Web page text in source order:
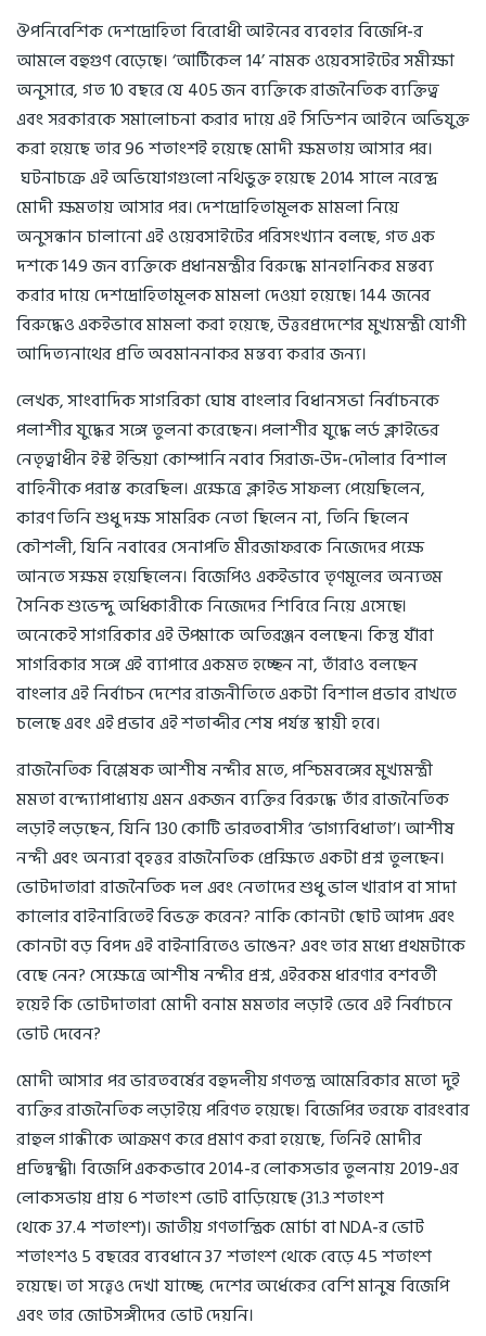
ঔপনিবেশিক দেশদ্রোহিতা বিরোধী আইনের ব্যবহার বিজেপি-র
আমলে বহুগুণ বেড়েছে। ‘আর্টিকেল 14’ নামক ওয়েবসাইটের সমীক্ষা
অনুসারে, গত 10 বছরে যে 405 জন ব্যক্তিকে রাজনৈতিক ব্যক্তিত্ব
এবং সরকারকে সমালোচনা করার দায়ে এই সিডিশন আইনে অভিযুক্ত
করা হয়েছে তার 96 শতাংশই হয়েছে মোদী ক্ষমতায় আসার পর।
ঘটনাচক্রে এই অভিযোগগুলো নথিভুক্ত হয়েছে 2014 সালে নরেন্দ্র
মোদী ক্ষমতায় আসার পর। দেশদ্রোহিতামূলক মামলা নিয়ে
অনুসন্ধান চালানো এই ওয়েবসাইটের পরিসংখ্যান বলছে, গত এক
দশকে 149 জন ব্যক্তিকে প্রধানমন্ত্রীর বিরুদ্ধে মানহানিকর মন্তব্য
করার দায়ে দেশদ্রোহিতামূলক মামলা দেওয়া হয়েছে। 144 জনের
বিরুদ্ধেও একইভাবে মামলা করা হয়েছে, উত্তরপ্রদেশের মুখ্যমন্ত্রী যোগী
আদিত্যনাথের প্রতি অবমাননাকর মন্তব্য করার জন্য।
লেখক, সাংবাদিক সাগরিকা ঘোষ বাংলার বিধানসভা নির্বাচনকে
পলাশীর যুদ্ধের সঙ্গে তুলনা করেছেন। পলাশীর যুদ্ধে লর্ড ক্লাইভের
নেতৃত্বাধীন ইস্ট ইন্ডিয়া কোম্পানি নবাব সিরাজ-উদ-দৌলার বিশাল
বাহিনীকে পরাস্ত করেছিল। এক্ষেত্রে ক্লাইভ সাফল্য পেয়েছিলেন,
কারণ তিনি শুধু দক্ষ সামরিক নেতা ছিলেন না, তিনি ছিলেন
কৌশলী, যিনি নবাবের সেনাপতি মীরজাফরকে নিজেদের পক্ষে
আনতে সক্ষম হয়েছিলেন। বিজেপিও একইভাবে তৃণমূলের অন্যতম
সৈনিক শুভেন্দু অধিকারীকে নিজেদের শিবিরে নিয়ে এসেছে।
অনেকেই সাগরিকার এই উপমাকে অতিরঞ্জন বলছেন। কিন্তু যাঁরা
সাগরিকার সঙ্গে এই ব্যাপারে একমত হচ্ছেন না, তাঁরাও বলছেন
বাংলার এই নির্বাচন দেশের রাজনীতিতে একটা বিশাল প্রভাব রাখতে
চলেছে এবং এই প্রভাব এই শতাব্দীর শেষ পর্যন্ত স্থায়ী হবে।
রাজনৈতিক বিশ্লেষক আশীষ নন্দীর মতে, পশ্চিমবঙ্গের মুখ্যমন্ত্রী
মমতা বন্দ্যোপাধ্যায় এমন একজন ব্যক্তির বিরুদ্ধে তাঁর রাজনৈতিক
লড়াই লড়ছেন, যিনি 130 কোটি ভারতবাসীর ‘ভাগ্যবিধাতা’। আশীষ
নন্দী এবং অন্যরা বৃহত্তর রাজনৈতিক প্রেক্ষিতে একটা প্রশ্ন তুলছেন।
ভোটদাতারা রাজনৈতিক দল এবং নেতাদের শুধু ভাল খারাপ বা সাদা
কালোর বাইনারিতেই বিভক্ত করেন? নাকি কোনটা ছোট আপদ এবং
কোনটা বড় বিপদ এই বাইনারিতেও ভাঙেন? এবং তার মধ্যে প্রথমটাকে
বেছে নেন? সেক্ষেত্রে আশীষ নন্দীর প্রশ্ন, এইরকম ধারণার বশবর্তী
হয়েই কি ভোটদাতারা মোদী বনাম মমতার লড়াই ভেবে এই নির্বাচনে
ভোট দেবেন?
মোদী আসার পর ভারতবর্ষের বহুদলীয় গণতন্ত্র আমেরিকার মতো দুই
ব্যক্তির রাজনৈতিক লড়াইয়ে পরিণত হয়েছে। বিজেপির তরফে বারংবার
রাহুল গান্ধীকে আক্রমণ করে প্রমাণ করা হয়েছে, তিনিই মোদীর
প্রতিদ্বন্দ্বী। বিজেপি এককভাবে 2014-র লোকসভার তুলনায় 2019-এর
লোকসভায় প্রায় 6 শতাংশ ভোট বাড়িয়েছে (31.3 শতাংশ
থেকে 37.4 শতাংশ)। জাতীয় গণতান্ত্রিক মোর্চা বা NDA-র ভোট
শতাংশও 5 বছরের ব্যবধানে 37 শতাংশ থেকে বেড়ে 45 শতাংশ
হয়েছে। তা সত্ত্বেও দেখা যাচ্ছে, দেশের অর্ধেকের বেশি মানুষ বিজেপি
এবং তার জোটসঙ্গীদের ভোট দেয়নি।